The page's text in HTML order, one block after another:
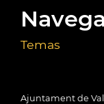
Temas
Ajuntament de